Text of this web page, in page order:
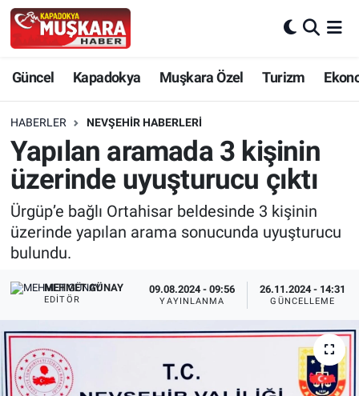
Güncel Kapadokya Muşkara Özel Turizm
HABERLER NEVŞEHIR HABERLERI
Yapılan aramada 3 kişinin
üzerinde uyuşturucu çıktı
Ürgüp’e bağlı Ortahisar beldesinde 3 kişinin
üzerinde yapılan arama sonucunda uyuşturucu
bulundu.
MEHMET GÜNAY
EDITÖR
09.08.2024 - 09:56
YAYINLANMA
26.11.2024 - 14:31
GÜNCELLEME
Güncel
SEÇİM
Muşkara Özel
Ekonomi
Turizm
Kültür - Sanat
Yaşam
Nevşehir Hava Durumu
Nevşehir Trafik Yoğunluk Haritası
Süper Lig Puan Durumu ve Fikstür
Tüm Manşetler
Haber Arşivi